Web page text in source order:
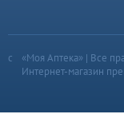
«Моя Аптека» | Все
Интернет-магазин